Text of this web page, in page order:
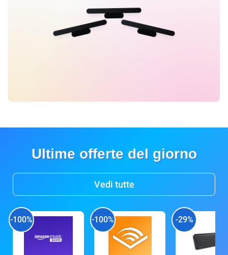
Ultime offerte del giorno
Vedi tutte
-100% -100% -29%